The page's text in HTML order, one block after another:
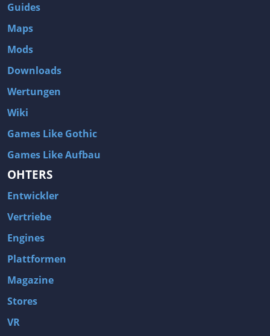
Guides
Maps
Mods
Downloads
Wertungen
Wiki
Games Like Gothic
Games Like Aufbau
OHTERS
Entwickler
Vertriebe
Engines
Plattformen
Magazine
Stores
VR